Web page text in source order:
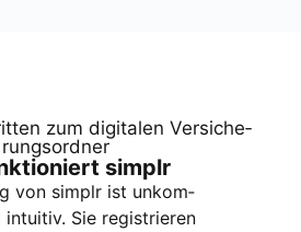
zum digi­ta­len Ver­si­che­
rungs­ord­ner
sim­plr
von sim­plr ist unkom­
Sie regis­trie­ren